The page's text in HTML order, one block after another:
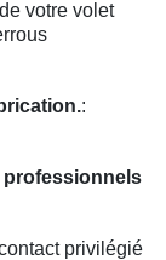
votre volet
:
professionnels
privilégié